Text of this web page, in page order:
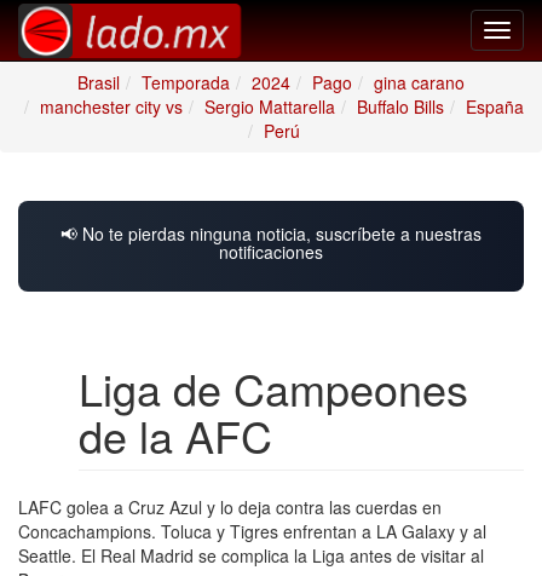
Brasil
Temporada 2024 Pago
gina carano
manchester city vs
Sergio Mattarella Buffalo Bills
España
Perú
📢 No te pierdas ninguna noticia, suscríbete a nuestras
notificaciones
Liga de Campeones
de la AFC
LAFC golea a Cruz Azul y lo deja contra las cuerdas en
Concachampions. Toluca y Tigres enfrentan a LA Galaxy y al
Seattle. El Real Madrid se complica la Liga antes de visitar al